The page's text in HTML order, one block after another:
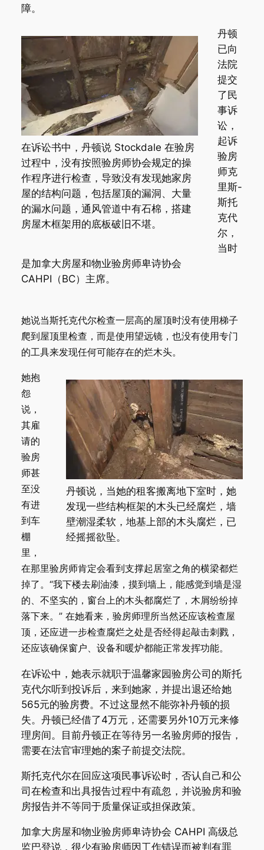
障。
在诉讼书中，丹顿说 Stockdale 在验房
过程中，没有按照验房师协会规定的操
作程序进行检查，导致没有发现她家房
屋的结构问题，包括屋顶的漏洞、大量
的漏水问题，通风管道中有石棉，搭建
房屋木框架用的底板破旧不堪。
丹顿
已向
法院
提交
了民
事诉
讼，
起诉
验房
师克
里斯-
斯托
克代
尔，
当时
是加拿大房屋和物业验房师卑诗协会
CAHPI（BC）主席。
她说当斯托克代尔检查一层高的屋顶时没有使用梯子
爬到屋顶里检查，而是使用望远镜，也没有使用专门
的工具来发现任何可能存在的烂木头。
丹顿说，当她的租客搬离地下室时，她
发现一些结构框架的木头已经腐烂，墙
壁潮湿柔软，地基上部的木头腐烂，已
经摇摇欲坠。
她抱
怨
说，
其雇
请的
验房
师甚
至没
有进
到车
棚
里，
在那里验房师肯定会看到支撑起居室之角的横梁都烂
掉了。“我下楼去刷油漆，摸到墙上，能感觉到墙是湿
的、不坚实的，窗台上的木头都腐烂了，木屑纷纷掉
落下来。” 在她看来，验房师理所当然还应该检查屋
顶，还应进一步检查腐烂之处是否经得起敲击刺戮，
还应该确保窗户、设备和暖炉都能正常发挥功能。
在诉讼中，她表示就职于温馨家园验房公司的斯托
克代尔听到投诉后，来到她家，并提出退还给她
565元的验房费。不过这显然不能弥补丹顿的损
失。丹顿已经借了4万元，还需要另外10万元来修
理房间。目前丹顿正在等待另一名验房师的报告，
需要在法官审理她的案子前提交法院。
斯托克代尔在回应这项民事诉讼时，否认自己和公
司在检查和出具报告过程中有疏忽，并说验房和验
房报告并不等同于质量保证或担保政策。
加拿大房屋和物业验房师卑诗协会 CAHPI 高级总
监巴登说，很少有验房师因工作错误而被判有罪